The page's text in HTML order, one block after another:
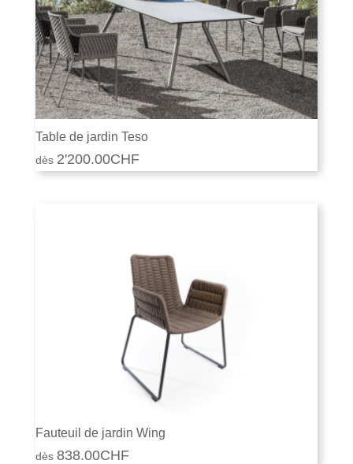
Table de jardin Teso
2'200.00CHF
Fauteuil de jardin Wing
838.00CHF